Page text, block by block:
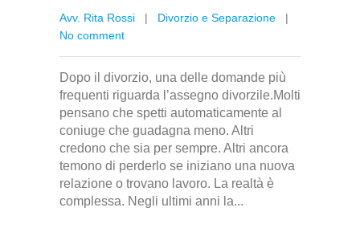
Avv. Rita Rossi | Divorzio e Separazione |
No comment
Dopo il divorzio, una delle domande più
frequenti riguarda l’assegno divorzile.Molti
pensano che spetti automaticamente al
coniuge che guadagna meno. Altri
credono che sia per sempre. Altri ancora
temono di perderlo se iniziano una nuova
relazione o trovano lavoro. La realtà è
complessa. Negli ultimi anni la...